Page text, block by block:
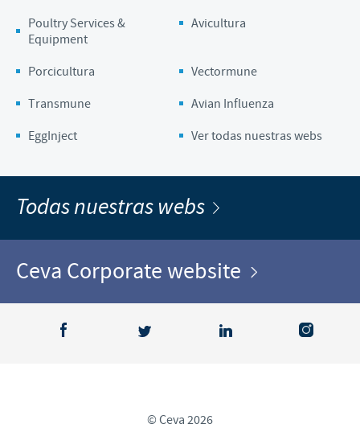
Poultry Services &
Equipment
Avicultura
Porcicultura
Vectormune
Transmune
Avian Influenza
EggInject
Ver todas nuestras webs
Todas nuestras webs
Ceva Corporate website
© Ceva 2026